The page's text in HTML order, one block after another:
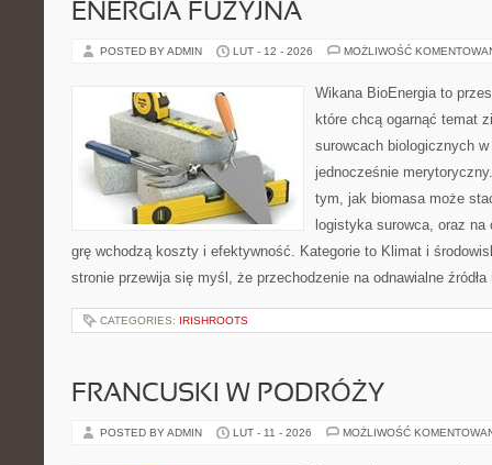
ENERGIA FUZYJNA
POSTED BY ADMIN LUT - 12 - 2026 MOŻLIWOŚĆ
Wikana BioEnergia to
które chcą ogarnąć temat
surowcach biologicznych
jednocześnie
tym, jak biomasa może
logistyka surowca, oraz
grę wchodzą koszty i efektywność. Kategorie to Klimat i
stronie przewija się myśl, że przechodzenie na odnawialne
CATEGORIES: IRISHROOTS
FRANCUSKI W PODRÓŻY
POSTED BY ADMIN LUT - 11 - 2026 MOŻLIWOŚĆ